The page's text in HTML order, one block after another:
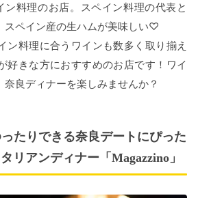
ン料理のお店。スペイン料理の代表と
スペイン産の生ハムが美味しい♡
ン料理に合うワインも数多く取り揃え
好きな方におすすめのお店です！ワイ
奈良ディナーを楽しみませんか？
たりできる奈良デートにぴった
リアンディナー「Magazzino」